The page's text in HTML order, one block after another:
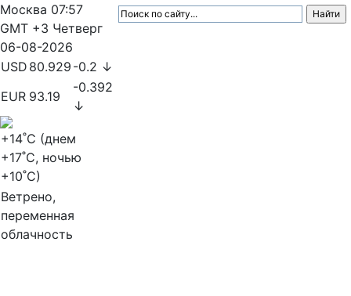
Москва 07:57
GMT +3 Четверг
06-08-2026
USD 80.929 -0.2 ↓
EUR 93.19
-0.392
↓
+14˚C (днем
+17˚C, ночью
+10˚C)
Ветрено,
переменная
облачность